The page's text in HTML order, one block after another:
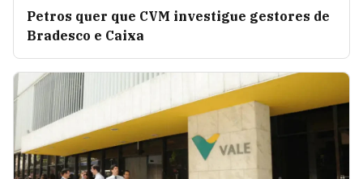
Petros quer que CVM investigue gestores de
Bradesco e Caixa